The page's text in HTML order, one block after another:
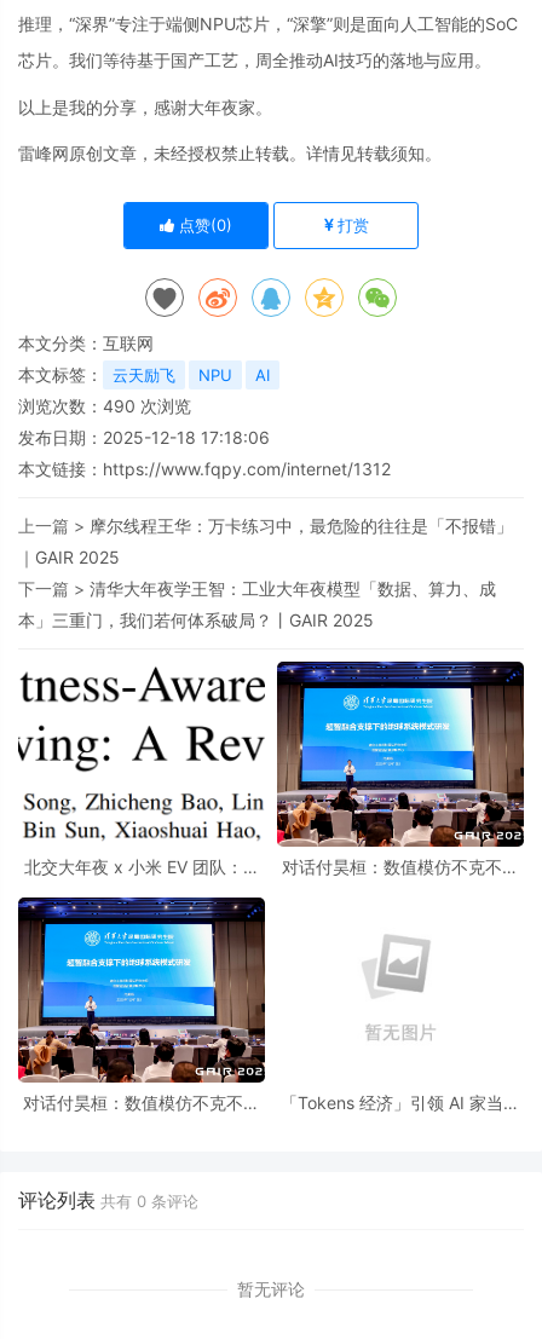
推理，“深界”专注于端侧NPU芯片，“深擎”则是面向人工智能的SoC
芯片。我们等待基于国产工艺，周全推动AI技巧的落地与应用。
以上是我的分享，感谢大年夜家。
雷峰网原创文章，未经授权禁止转载。详情见转载须知。
点赞(0) 打赏
本文分类： 互联网
本文标签：
云天励飞 NPU AI
浏览次数： 490 次浏览
发布日期：2025-12-18 17:18:06
本文链接： https://www.fqpy.com/internet/1312
上一篇 > 摩尔线程王华：万卡练习中，最危险的往往是「不报错」
｜GAIR 2025
下一篇 > 清华大年夜学王智：工业大年夜模型「数据、算力、成
本」三重门，我们若何体系破局？丨GAIR 2025
北交大年夜 x 小米 EV 团队：一
体系复盘
对话付昊桓：数值模仿不克不及
对话付昊桓：数值模仿不克不及
「Tokens 经济」引领 AI 家当化
评论列表 共有 0 条评论
暂无评论